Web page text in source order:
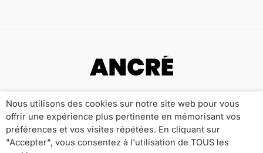
Qui sommes-nous ? Publicité
Contact
Mentions Légales
Politique de Confidentialité
Nous utilisons des cookies sur notre site web pour vous
offrir une expérience plus pertinente en mémorisant vos
préférences et vos visites répétées. En cliquant sur
"Accepter", vous consentez à l'utilisation de TOUS les